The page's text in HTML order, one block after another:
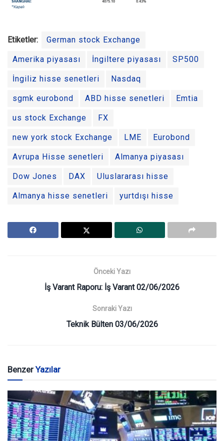
Etiketler: German stock Exchange
Amerika piyasası İngiltere piyasası SP500
İngiliz hisse senetleri Nasdaq
sgmk eurobond ABD hisse senetleri Emtia
us stock Exchange FX
new york stock Exchange LME Eurobond
Avrupa Hisse senetleri Almanya piyasası
Dow Jones DAX Uluslararası hisse
Almanya hisse senetleri yurtdışı hisse
Önceki Yazı
İş Varant Raporu: İş Varant 02/06/2026
Sonraki Yazı
Teknik Bülten 03/06/2026
BenzerYazılar